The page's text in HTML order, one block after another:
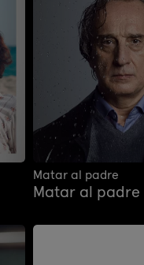
Matar al padre
Matar al padre